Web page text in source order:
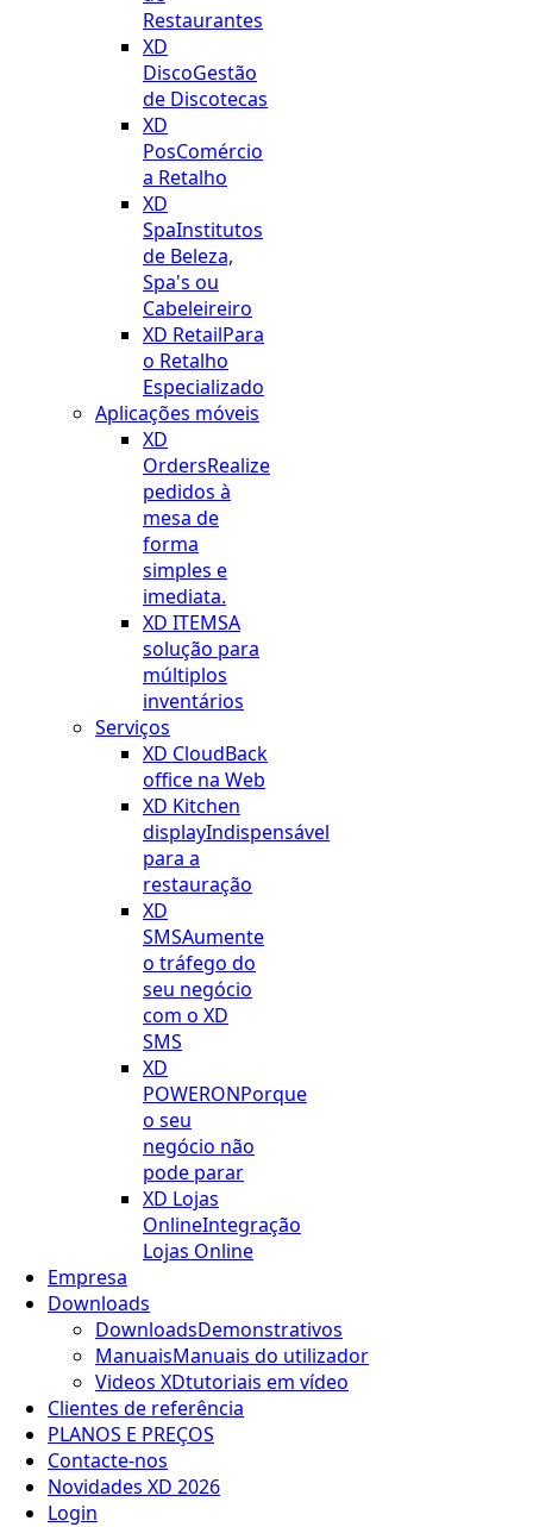
Restaurantes
XD
DiscoGestão
de Discotecas
XD
PosComércio
a Retalho
XD
SpaInstitutos
de Beleza,
Spa's ou
Cabeleireiro
XD RetailPara
o Retalho
Especializado
Aplicações móveis
XD
OrdersRealize
pedidos à
mesa de
forma
simples e
imediata.
XD ITEMSA
solução para
múltiplos
inventários
Serviços
XD CloudBack
office na Web
XD Kitchen
displayIndispensável
para a
restauração
XD
SMSAumente
o tráfego do
seu negócio
com o XD
SMS
XD
POWERONPorque
o seu
negócio não
pode parar
XD Lojas
OnlineIntegração
Lojas Online
Empresa
Downloads
DownloadsDemonstrativos
ManuaisManuais do utilizador
Videos XDtutoriais em vídeo
Clientes de referência
PLANOS E PREÇOS
Contacte-nos
Novidades XD 2026
Login